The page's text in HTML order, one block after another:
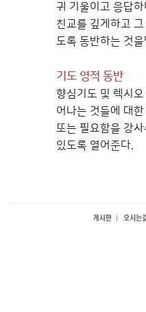
귀 기울이고 응답하
친교를 깊게하고
도록 동반하는 것
기도 영적 동반
향심기도 및 렉시
어나는 것들에 대
또는 필요함을 강
있도록 열어준다.